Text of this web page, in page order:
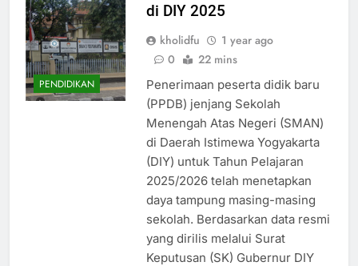
PENDIDIKAN
di DIY 2025
kholidfu
1 year ago
0
22 mins
Penerimaan peserta didik baru
(PPDB) jenjang Sekolah
Menengah Atas Negeri (SMAN)
di Daerah Istimewa Yogyakarta
(DIY) untuk Tahun Pelajaran
2025/2026 telah menetapkan
daya tampung masing-masing
sekolah. Berdasarkan data resmi
yang dirilis melalui Surat
Keputusan (SK) Gubernur DIY